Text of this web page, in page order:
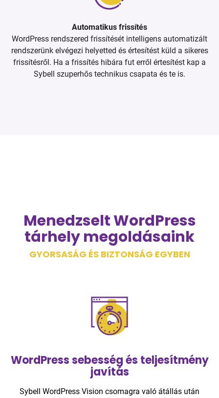
Automatikus frissítés
WordPress rendszered frissítését intelligens automatizált
rendszerünk elvégezi helyetted és értesítést küld a sikeres
frissítésről. Ha a frissítés hibára fut erről értesítést kap a
Sybell szuperhős technikus csapata és te is.
Menedzselt WordPress
tárhely megoldásaink
GYORSASÁG ÉS BIZTONSÁG EGYBEN
WordPress sebesség és teljesítmény
javítás
Sybell WordPress Vision csomagra való átállás után